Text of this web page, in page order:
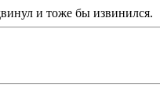
и тоже бы извинился.